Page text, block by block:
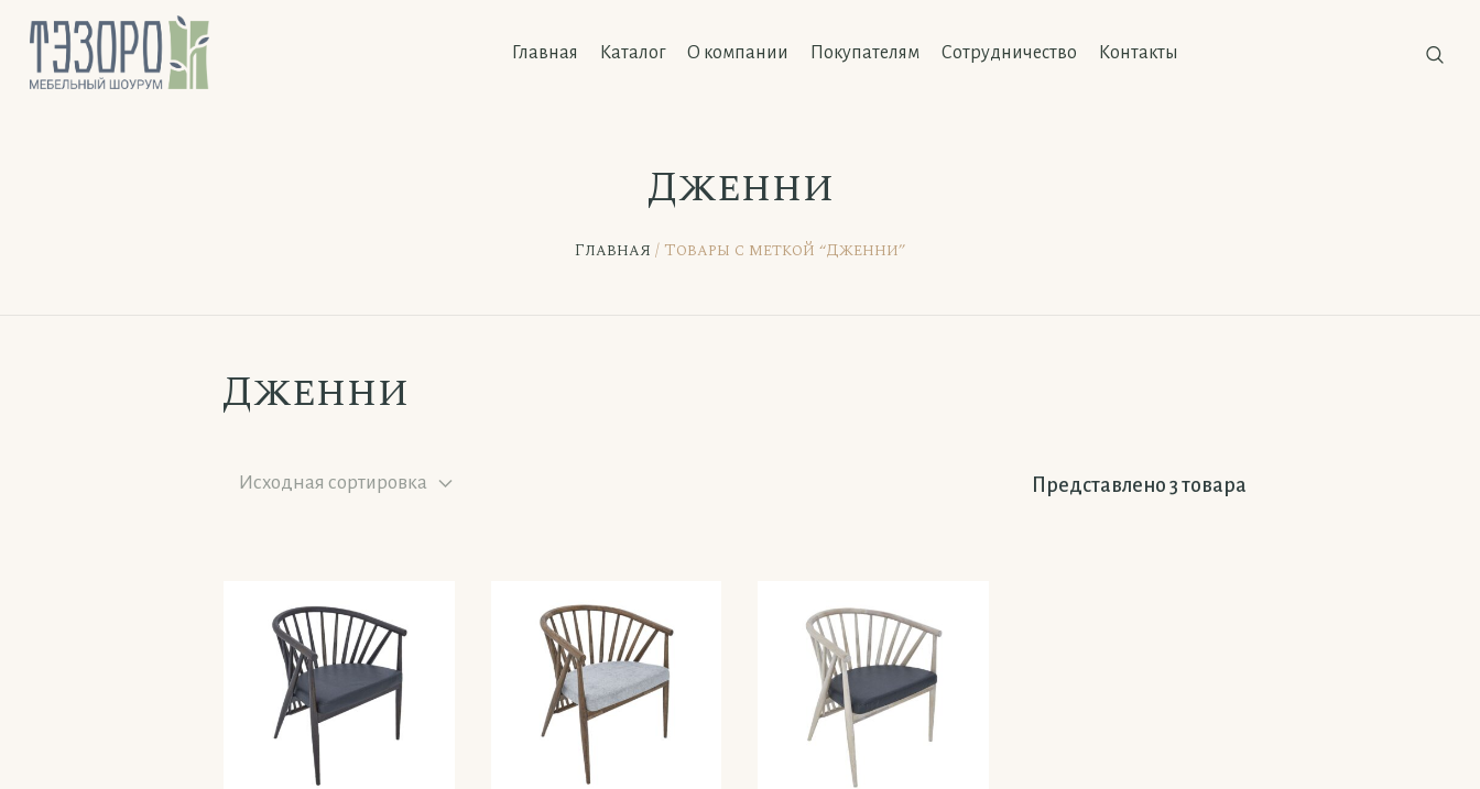
Главная Каталог О компании Покупателям Сотрудничество Контакты
Дженни
Главная / Товары с меткой “Дженни”
Дженни
Представлено 3 товара